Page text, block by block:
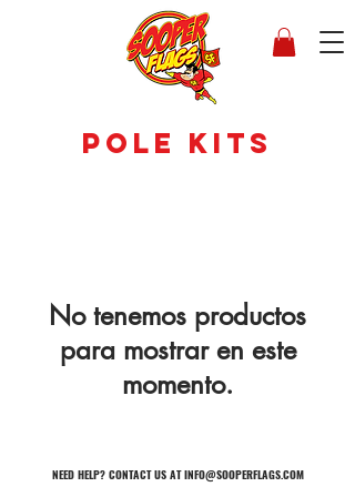
POLE KITS
No tenemos productos
para mostrar en este
momento.
NEED HELP? CONTACT US AT INFO@SOOPERFLAGS.COM